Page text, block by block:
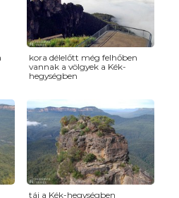
kora délelőtt még felhőben
vannak a völgyek a Kék-
hegységben
táj a Kék-hegységben